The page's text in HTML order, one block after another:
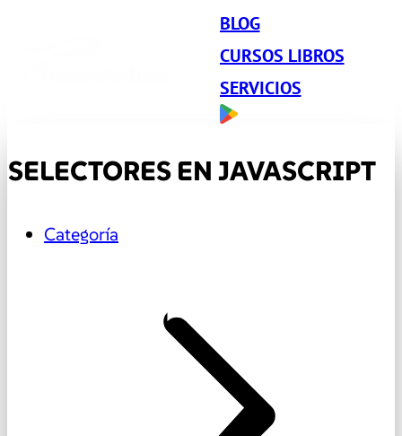
BLOG
CURSOS LIBROS
SERVICIOS
SELECTORES EN JAVASCRIPT
Categoría